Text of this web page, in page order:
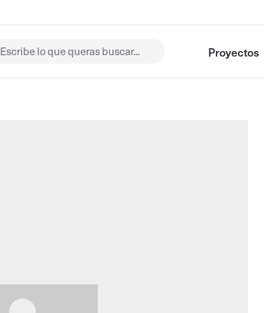
Escribe lo que queras buscar... Proyectos